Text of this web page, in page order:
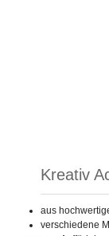
Kreativ
aus
verschiedene